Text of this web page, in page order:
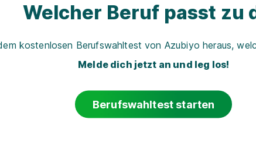
Welcher Beruf passt zu
kostenlosen Berufswahltest von Azubiyo heraus,
Melde dich jetzt an und leg los!
Berufswahltest starten